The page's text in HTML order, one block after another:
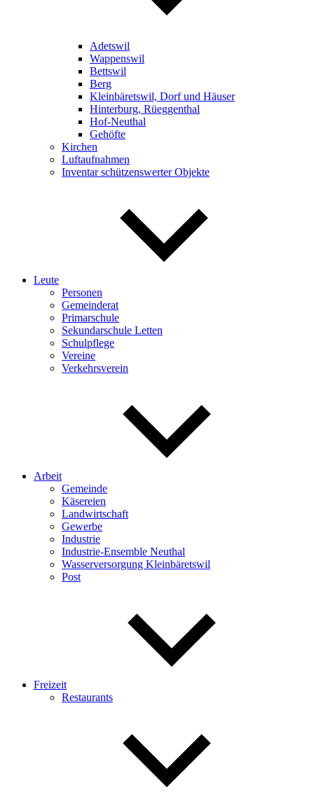
Adetswil
Wappenswil
Bettswil
Berg
Kleinbäretswil, Dorf und Häuser
Hinterburg, Rüeggenthal
Hof-Neuthal
Gehöfte
Kirchen
Luftaufnahmen
Inventar schützenswerter Objekte
Leute
Personen
Gemeinderat
Primarschule
Sekundarschule Letten
Schulpflege
Vereine
Verkehrsverein
Arbeit
Gemeinde
Käsereien
Landwirtschaft
Gewerbe
Industrie
Industrie-Ensemble Neuthal
Wasserversorgung Kleinbäretswil
Post
Freizeit
Restaurants